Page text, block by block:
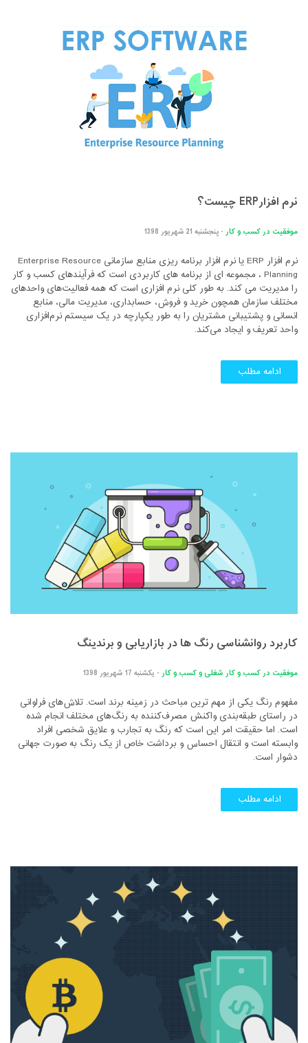
نرم افزارERP چیست؟
موفقیت در کسب و کار- پنجشنبه 21 شهریور 1398
نرم افزار ERP یا نرم افزار برنامه ریزی منابع سازمانی Enterprise Resource
Planning ، مجموعه ای از برنامه های کاربردی است که فرآیندهای کسب و کار
را مدیریت می کند. به طور کلی نرم ‌افزاری است که همه فعالیت‌های واحدهای
مختلف سازمان همچون خرید و فروش، حسابداری، مدیریت مالی، منابع
انسانی و پشتیبانی مشتریان را به طور یکپارچه در یک سیستم نرم‌افزاری
واحد تعریف و ایجاد می‌کند.
ادامه مطلب
کاربرد روانشناسی رنگ ها در بازاریابی و برندینگ
موفقیت در کسب و کارشغلی و کسب و کار- یکشنبه 17 شهریور 1398
مفهوم رنگ یکی از مهم ترین مباحث در زمینه برند است. تلاش‌های فراوانی
در راستای طبقه‌بندی واکنش مصرف‌کننده به رنگ‌های مختلف انجام شده
است. اما حقیقت امر این است که رنگ به تجارب و علایق شخصی افراد
وابسته است و انتقال احساس و برداشت خاص از یک رنگ به صورت جهانی
دشوار است.
ادامه مطلب